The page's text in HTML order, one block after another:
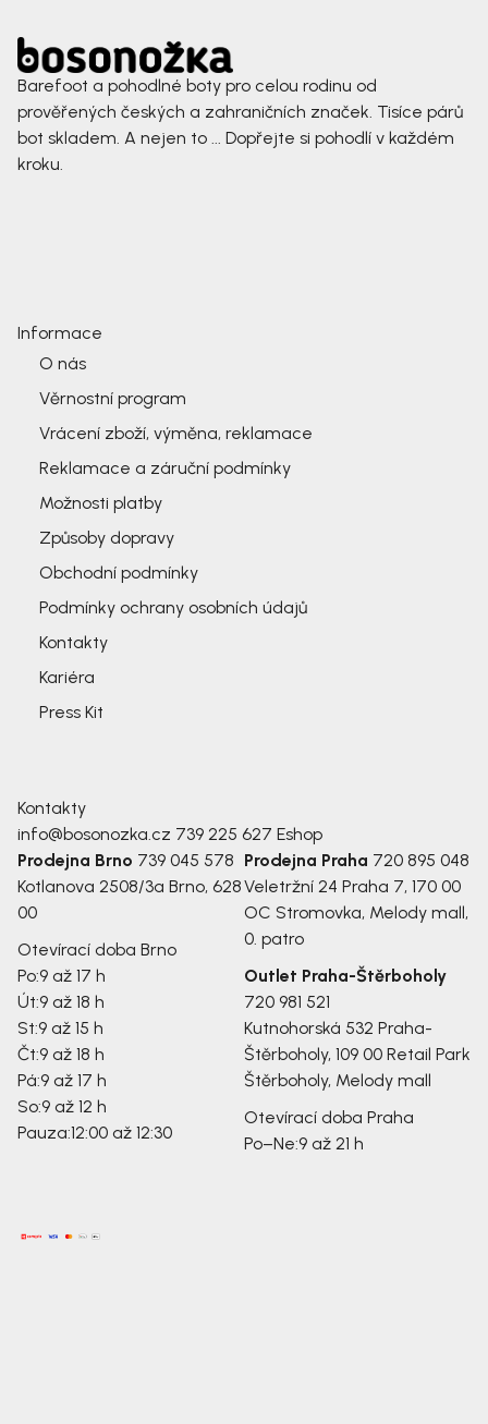
Barefoot a pohodlné boty pro celou rodinu od
prověřených českých a zahraničních značek. Tisíce párů
bot skladem. A nejen to ... Dopřejte si pohodlí v každém
kroku.
Informace
O nás
Věrnostní program
Vrácení zboží, výměna, reklamace
Reklamace a záruční podmínky
Možnosti platby
Způsoby dopravy
Obchodní podmínky
Podmínky ochrany osobních údajů
Kontakty
Kariéra
Press Kit
Kontakty
info@bosonozka.cz 739 225 627 Eshop
Prodejna Brno 739 045 578
Kotlanova 2508/3a Brno, 628
00
Otevírací doba Brno
Po:9 až 17 h
Út:9 až 18 h
St:9 až 15 h
Čt:9 až 18 h
Pá:9 až 17 h
So:9 až 12 h
Pauza:12:00 až 12:30
Prodejna Praha 720 895 048
Veletržní 24 Praha 7, 170 00
OC Stromovka, Melody mall,
0. patro
Outlet Praha-Štěrboholy
720 981 521
Kutnohorská 532 Praha-
Štěrboholy, 109 00 Retail Park
Štěrboholy, Melody mall
Otevírací doba Praha
Po–Ne:9 až 21 h